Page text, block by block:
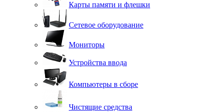
Карты памяти и флешки
Сетевое оборудование
Мониторы
Устройства ввода
Компьютеры в сборе
Чистящие средства